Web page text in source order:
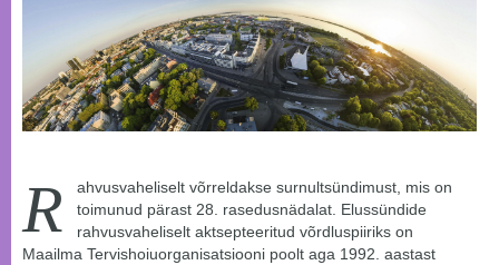
R
ahvusvaheliselt võrreldakse surnultsündimust, mis on
toimunud pärast 28. rasedusnädalat. Elussündide
rahvusvaheliselt aktsepteeritud võrdluspiiriks on
Maailma Tervishoiuorganisatsiooni poolt aga 1992. aastast